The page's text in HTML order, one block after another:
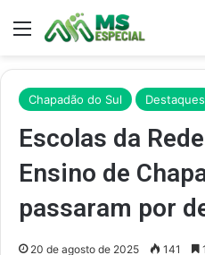
Menu
Chapadão do Sul Destaques
Escolas da
Ensino de
passaram por
20 de agosto de 2025 141